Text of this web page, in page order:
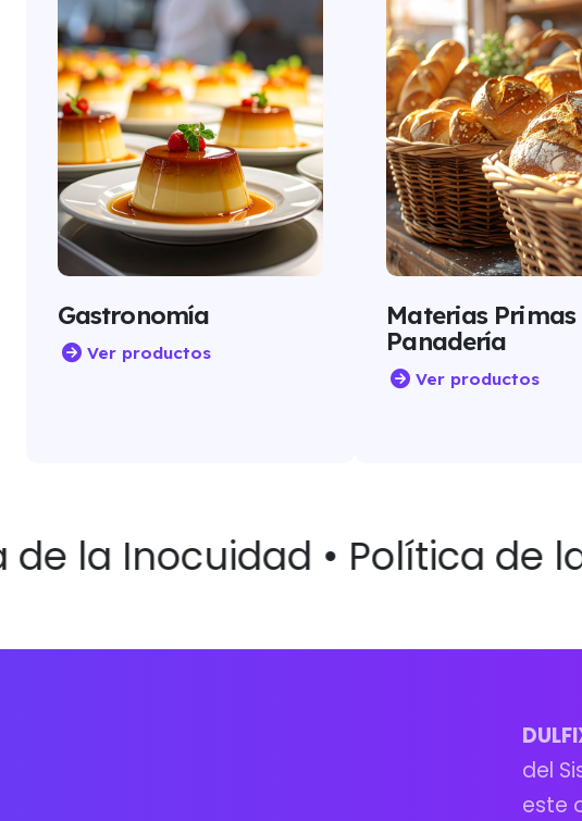
Gastronomía
Ver productos
Materias Primas
Panadería
Ver productos
la Inocuidad • Política de
del
este